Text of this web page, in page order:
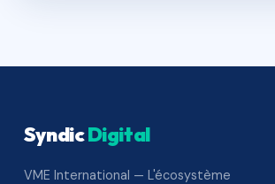
SyndicDigital
VME International — L'écosystème